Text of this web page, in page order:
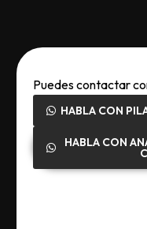
Puedes contactar
HABLA CON
HABLA CON